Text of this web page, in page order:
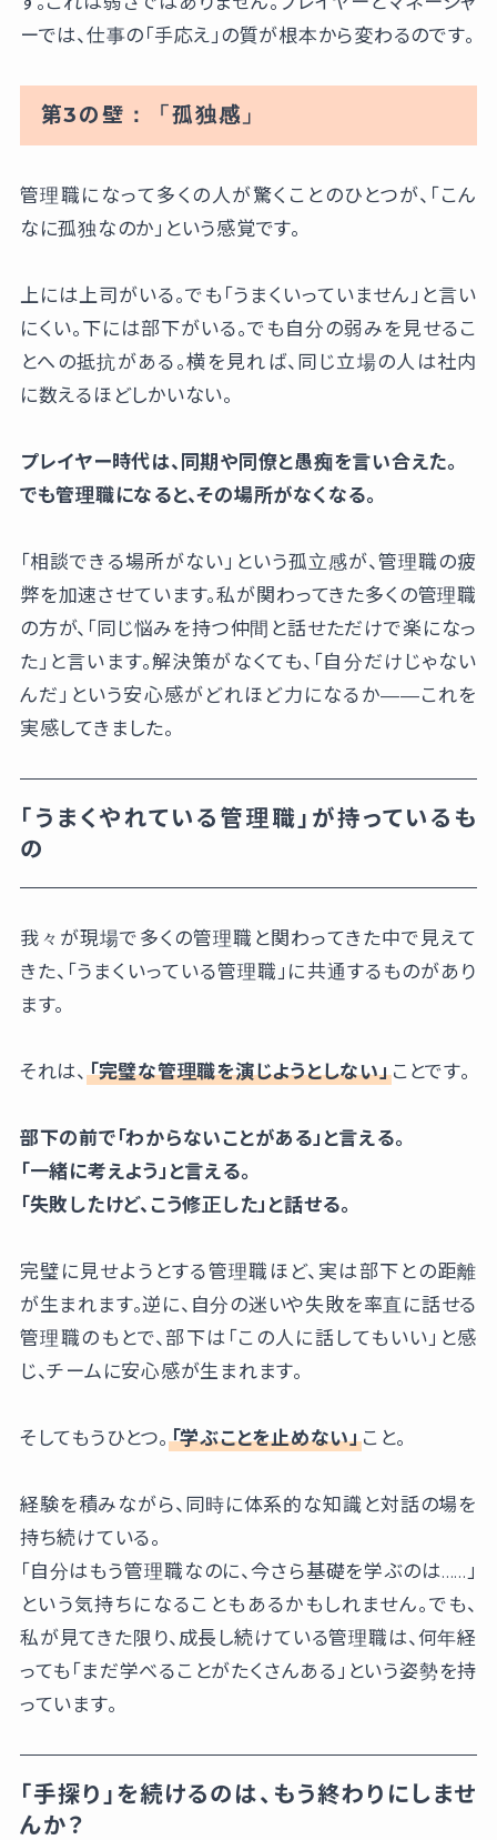
ーでは、仕事の「手応え」の質が根本から変わるのです。
第3の壁：「孤独感」
管理職になって多くの人が驚くことのひとつが、「こん
なに孤独なのか」という感覚です。
上には上司がいる。でも「うまくいっていません」と言い
にくい。下には部下がいる。でも自分の弱みを見せるこ
とへの抵抗がある。横を見れば、同じ立場の人は社内
に数えるほどしかいない。
プレイヤー時代は、同期や同僚と愚痴を言い合えた。
でも管理職になると、その場所がなくなる。
「相談できる場所がない」という孤立感が、管理職の疲
弊を加速させています。私が関わってきた多くの管理職
の方が、「同じ悩みを持つ仲間と話せただけで楽になっ
た」と言います。解決策がなくても、「自分だけじゃない
んだ」という安心感がどれほど力になるか——これを
実感してきました。
「うまくやれている管理職」が持っているも
の
我々が現場で多くの管理職と関わってきた中で見えて
きた、「うまくいっている管理職」に共通するものがあり
ます。
それは、 「完璧な管理職を演じようとしない」ことです。
部下の前で「わからないことがある」と言える。
「一緒に考えよう」と言える。
「失敗したけど、こう修正した」と話せる。
完璧に見せようとする管理職ほど、実は部下との距離
が生まれます。逆に、自分の迷いや失敗を率直に話せる
管理職のもとで、部下は「この人に話してもいい」と感
じ、チームに安心感が生まれます。
そしてもうひとつ。 「学ぶことを止めない」こと。
経験を積みながら、同時に体系的な知識と対話の場を
持ち続けている。
「自分はもう管理職なのに、今さら基礎を学ぶのは……」
という気持ちになることもあるかもしれません。でも、
私が見てきた限り、成長し続けている管理職は、何年経
っても「まだ学べることがたくさんある」という姿勢を持
っています。
「手探り」を続けるのは、もう終わりにしませ
んか？